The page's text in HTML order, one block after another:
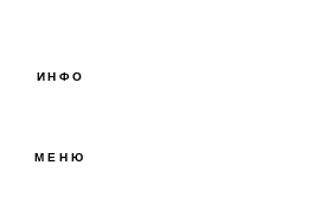
ИНФО
МЕНЮ